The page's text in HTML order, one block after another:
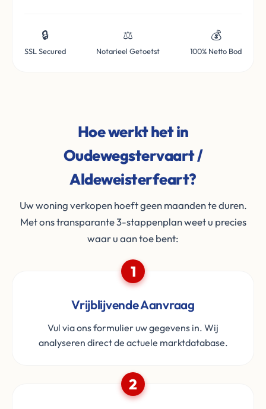
🔒
SSL Secured
⚖️
Notarieel Getoetst
💰
100% Netto Bod
Hoe werkt het in
Oudewegstervaart /
Aldeweisterfeart?
Uw woning verkopen hoeft geen maanden te duren.
Met ons transparante 3-stappenplan weet u precies
waar u aan toe bent:
1
Vrijblijvende Aanvraag
Vul via ons formulier uw gegevens in. Wij
analyseren direct de actuele marktdatabase.
2